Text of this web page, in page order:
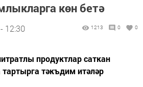
көн бетә
12:30 1213 0 0
продуктлар саткан
тәкъдим итәләр